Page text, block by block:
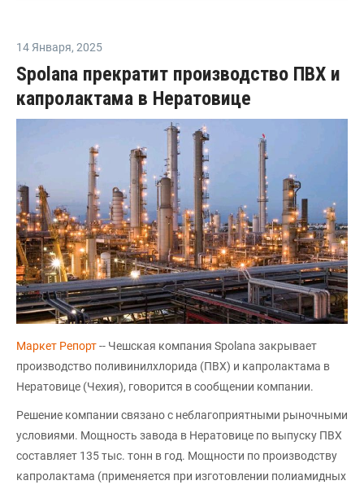
14 Января, 2025
Spolana прекратит производство ПВХ и
капролактама в Нератовице
Маркет Репорт-- Чешская компания Spolana закрывает
производство поливинилхлорида (ПВХ) и капролактама в
Нератовице (Чехия), говорится в сообщении компании.
Решение компании связано с неблагоприятными рыночными
условиями. Мощность завода в Нератовице по выпуску ПВХ
составляет 135 тыс. тонн в год. Мощности по производству
капролактама (применяется при изготовлении полиамидных